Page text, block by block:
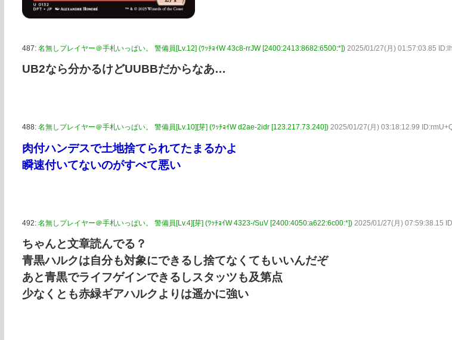
487: 名無しプレイヤー＠手札いっぱい。 警備員[Lv.12] (ﾜｯﾁｮｲW 43c8-rrJW [2400:2413:8682:6500:*]) 2025/01/27(月) 01:57:03.85
UB2なら分かるけどUUBBだからなあ…
488: 名無しプレイヤー＠手札いっぱい。 警備員[Lv.10][芽] (ﾜｯﾁｮｲW d2ae-2idr [123.217.73.240]) 2025/01/27(月) 03:18:12.99
肉付ハンデスで土地捨てられてたまるかよ
瞬速付いてないのがすべて悪い
492: 名無しプレイヤー＠手札いっぱい。 警備員[Lv.4][芽] (ﾜｯﾁｮｲW 4323-/SuV [2400:4050:a622:6c00:*]) 2025/01/27(月) 07:59:38.15
ちゃんと文章読んでる？
青黒ハルクは自分も対象にできるし捨てなくてもいいんだぞ
あと青黒でライフゲインできるしスタッツも及第点
少なくとも赤緑ギアハルクよりは遥かに強い